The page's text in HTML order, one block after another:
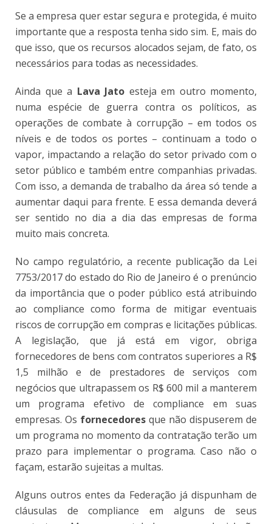
Se a empresa quer estar segura e protegida, é muito
importante que a resposta tenha sido sim. E, mais do
que isso, que os recursos alocados sejam, de fato, os
necessários para todas as necessidades.
Ainda que a Lava Jato esteja em outro momento,
numa espécie de guerra contra os políticos, as
operações de combate à corrupção – em todos os
níveis e de todos os portes – continuam a todo o
vapor, impactando a relação do setor privado com o
setor público e também entre companhias privadas.
Com isso, a demanda de trabalho da área só tende a
aumentar daqui para frente. E essa demanda deverá
ser sentido no dia a dia das empresas de forma
muito mais concreta.
No campo regulatório, a recente publicação da Lei
7753/2017 do estado do Rio de Janeiro é o prenúncio
da importância que o poder público está atribuindo
ao compliance como forma de mitigar eventuais
riscos de corrupção em compras e licitações públicas.
A legislação, que já está em vigor, obriga
fornecedores de bens com contratos superiores a R$
1,5 milhão e de prestadores de serviços com
negócios que ultrapassem os R$ 600 mil a manterem
um programa efetivo de compliance em suas
empresas. Os fornecedores que não dispuserem de
um programa no momento da contratação terão um
prazo para implementar o programa. Caso não o
façam, estarão sujeitas a multas.
Alguns outros entes da Federação já dispunham de
cláusulas de compliance em alguns de seus